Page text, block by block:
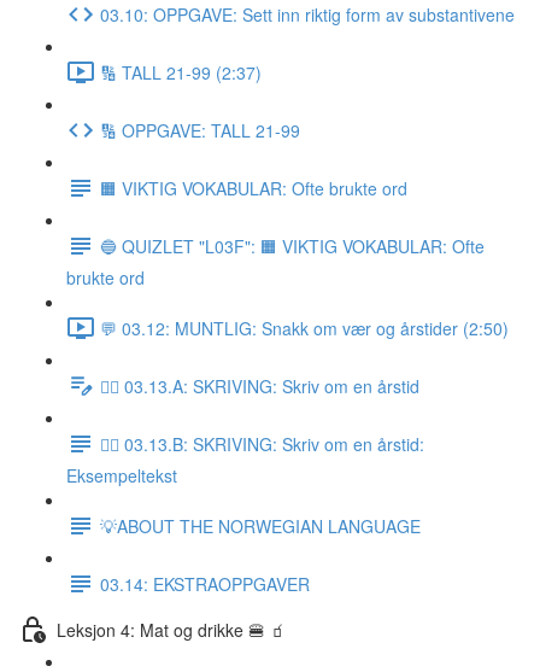
03.10: OPPGAVE: Sett inn riktig form av substantivene
🔢 TALL 21-99 (2:37)
🔢 OPPGAVE: TALL 21-99
🟧 VIKTIG VOKABULAR: Ofte brukte ord
🔵 QUIZLET "L03F": 🟧 VIKTIG VOKABULAR: Ofte
brukte ord
💬 03.12: MUNTLIG: Snakk om vær og årstider (2:50)
✍🏼 03.13.A: SKRIVING: Skriv om en årstid
✍🏼 03.13.B: SKRIVING: Skriv om en årstid:
Eksempeltekst
💡ABOUT THE NORWEGIAN LANGUAGE
03.14: EKSTRAOPPGAVER
Leksjon 4: Mat og drikke 🍔 🧃